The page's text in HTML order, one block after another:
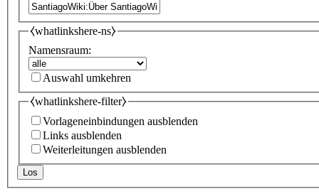
⧼whatlinkshere-ns⧽
Namensraum:
Auswahl umkehren
⧼whatlinkshere-filter⧽
Vorlageneinbindungen ausblenden
Links ausblenden
Weiterleitungen ausblenden
Los